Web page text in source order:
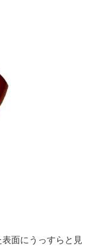
面にうっすらと見